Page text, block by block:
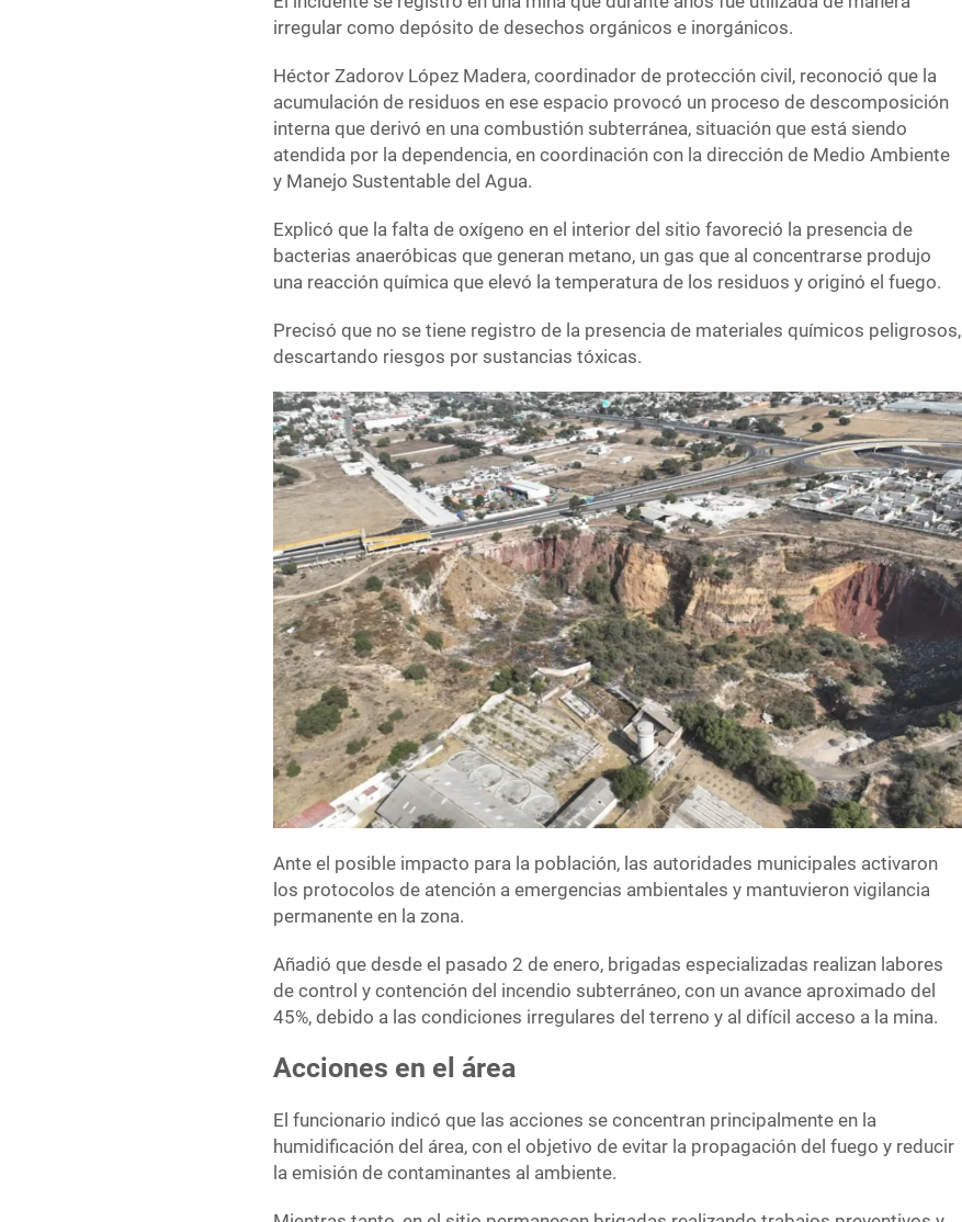
irregular como depósito de desechos orgánicos e inorgánicos.
Héctor Zadorov López Madera, coordinador de protección civil, reconoció que la
acumulación de residuos en ese espacio provocó un proceso de descomposición
interna que derivó en una combustión subterránea, situación que está siendo
atendida por la dependencia, en coordinación con la dirección de Medio Ambiente
y Manejo Sustentable del Agua.
Explicó que la falta de oxígeno en el interior del sitio favoreció la presencia de
bacterias anaeróbicas que generan metano, un gas que al concentrarse produjo
una reacción química que elevó la temperatura de los residuos y originó el fuego.
Precisó que no se tiene registro de la presencia de materiales químicos peligrosos,
descartando riesgos por sustancias tóxicas.
Ante el posible impacto para la población, las autoridades municipales activaron
los protocolos de atención a emergencias ambientales y mantuvieron vigilancia
permanente en la zona.
Añadió que desde el pasado 2 de enero, brigadas especializadas realizan labores
de control y contención del incendio subterráneo, con un avance aproximado del
45%, debido a las condiciones irregulares del terreno y al difícil acceso a la mina.
Acciones en el área
El funcionario indicó que las acciones se concentran principalmente en la
humidificación del área, con el objetivo de evitar la propagación del fuego y reducir
la emisión de contaminantes al ambiente.